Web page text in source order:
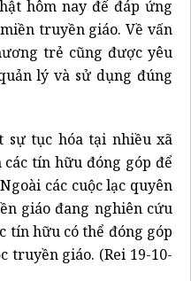
hôm nay để đáp ứng
truyền giáo. Về vấn
trẻ cũng được yêu
lý và sử dụng đúng
sự tục hóa tại nhiều xã
tín hữu đóng góp để
các cuộc lạc quyên
giáo đang nghiên cứu
tín hữu có thể đóng góp
truyền giáo. (Rei 19-10-